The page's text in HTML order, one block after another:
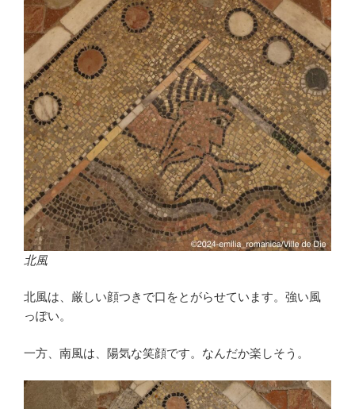
北風
北風は、厳しい顔つきで口をとがらせています。強い風
っぽい。
一方、南風は、陽気な笑顔です。なんだか楽しそう。